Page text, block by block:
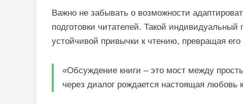
Важно не забывать о возможности
подготовки читателей. Такой
устойчивой привычки к чтению, превращая
«Обсуждение книги – это мост между
через диалог рождается настоящая любовь